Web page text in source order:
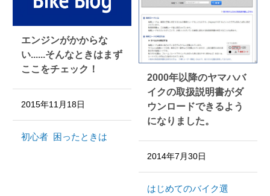
エンジンがかからな
い......そんなときはまず
ここをチェック！
2015年11月18日
初心者 困ったときは
2000年以降のヤマハバ
イクの取扱説明書がダ
ウンロードできるよう
になりました。
2014年7月30日
はじめてのバイク選